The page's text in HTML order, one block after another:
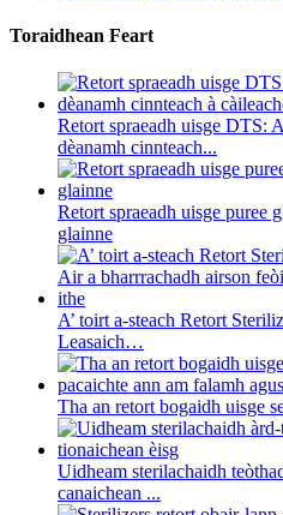
Toraidhean Feart
Retort spraeadh uisge DTS:
dèanamh cinnteach...
Retort spraeadh uisge puree
glainne
A’ toirt a-steach Retort
Leasaich…
Tha an retort bogaidh uisge
Uidheam sterilachaidh
canaichean ...